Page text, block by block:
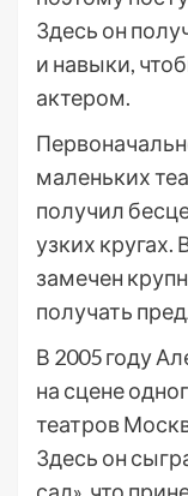
Здесь он
и навыки,
актером.
маленьких
получил
узких кругах.
замечен
получать
В 2005 году
на сцене
театров
Здесь он